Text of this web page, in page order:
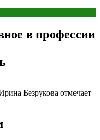
в профессии
Безрукова отмечает